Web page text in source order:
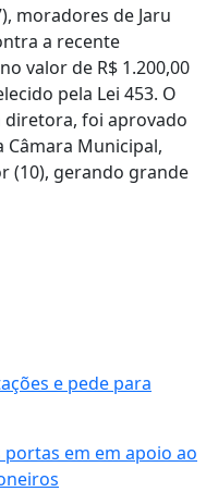
moradores de Jaru
a recente
valor de R$ 1.200,00
pela Lei 453. O
foi aprovado
Municipal,
(10), gerando grande
e pede para
portas em em apoio ao